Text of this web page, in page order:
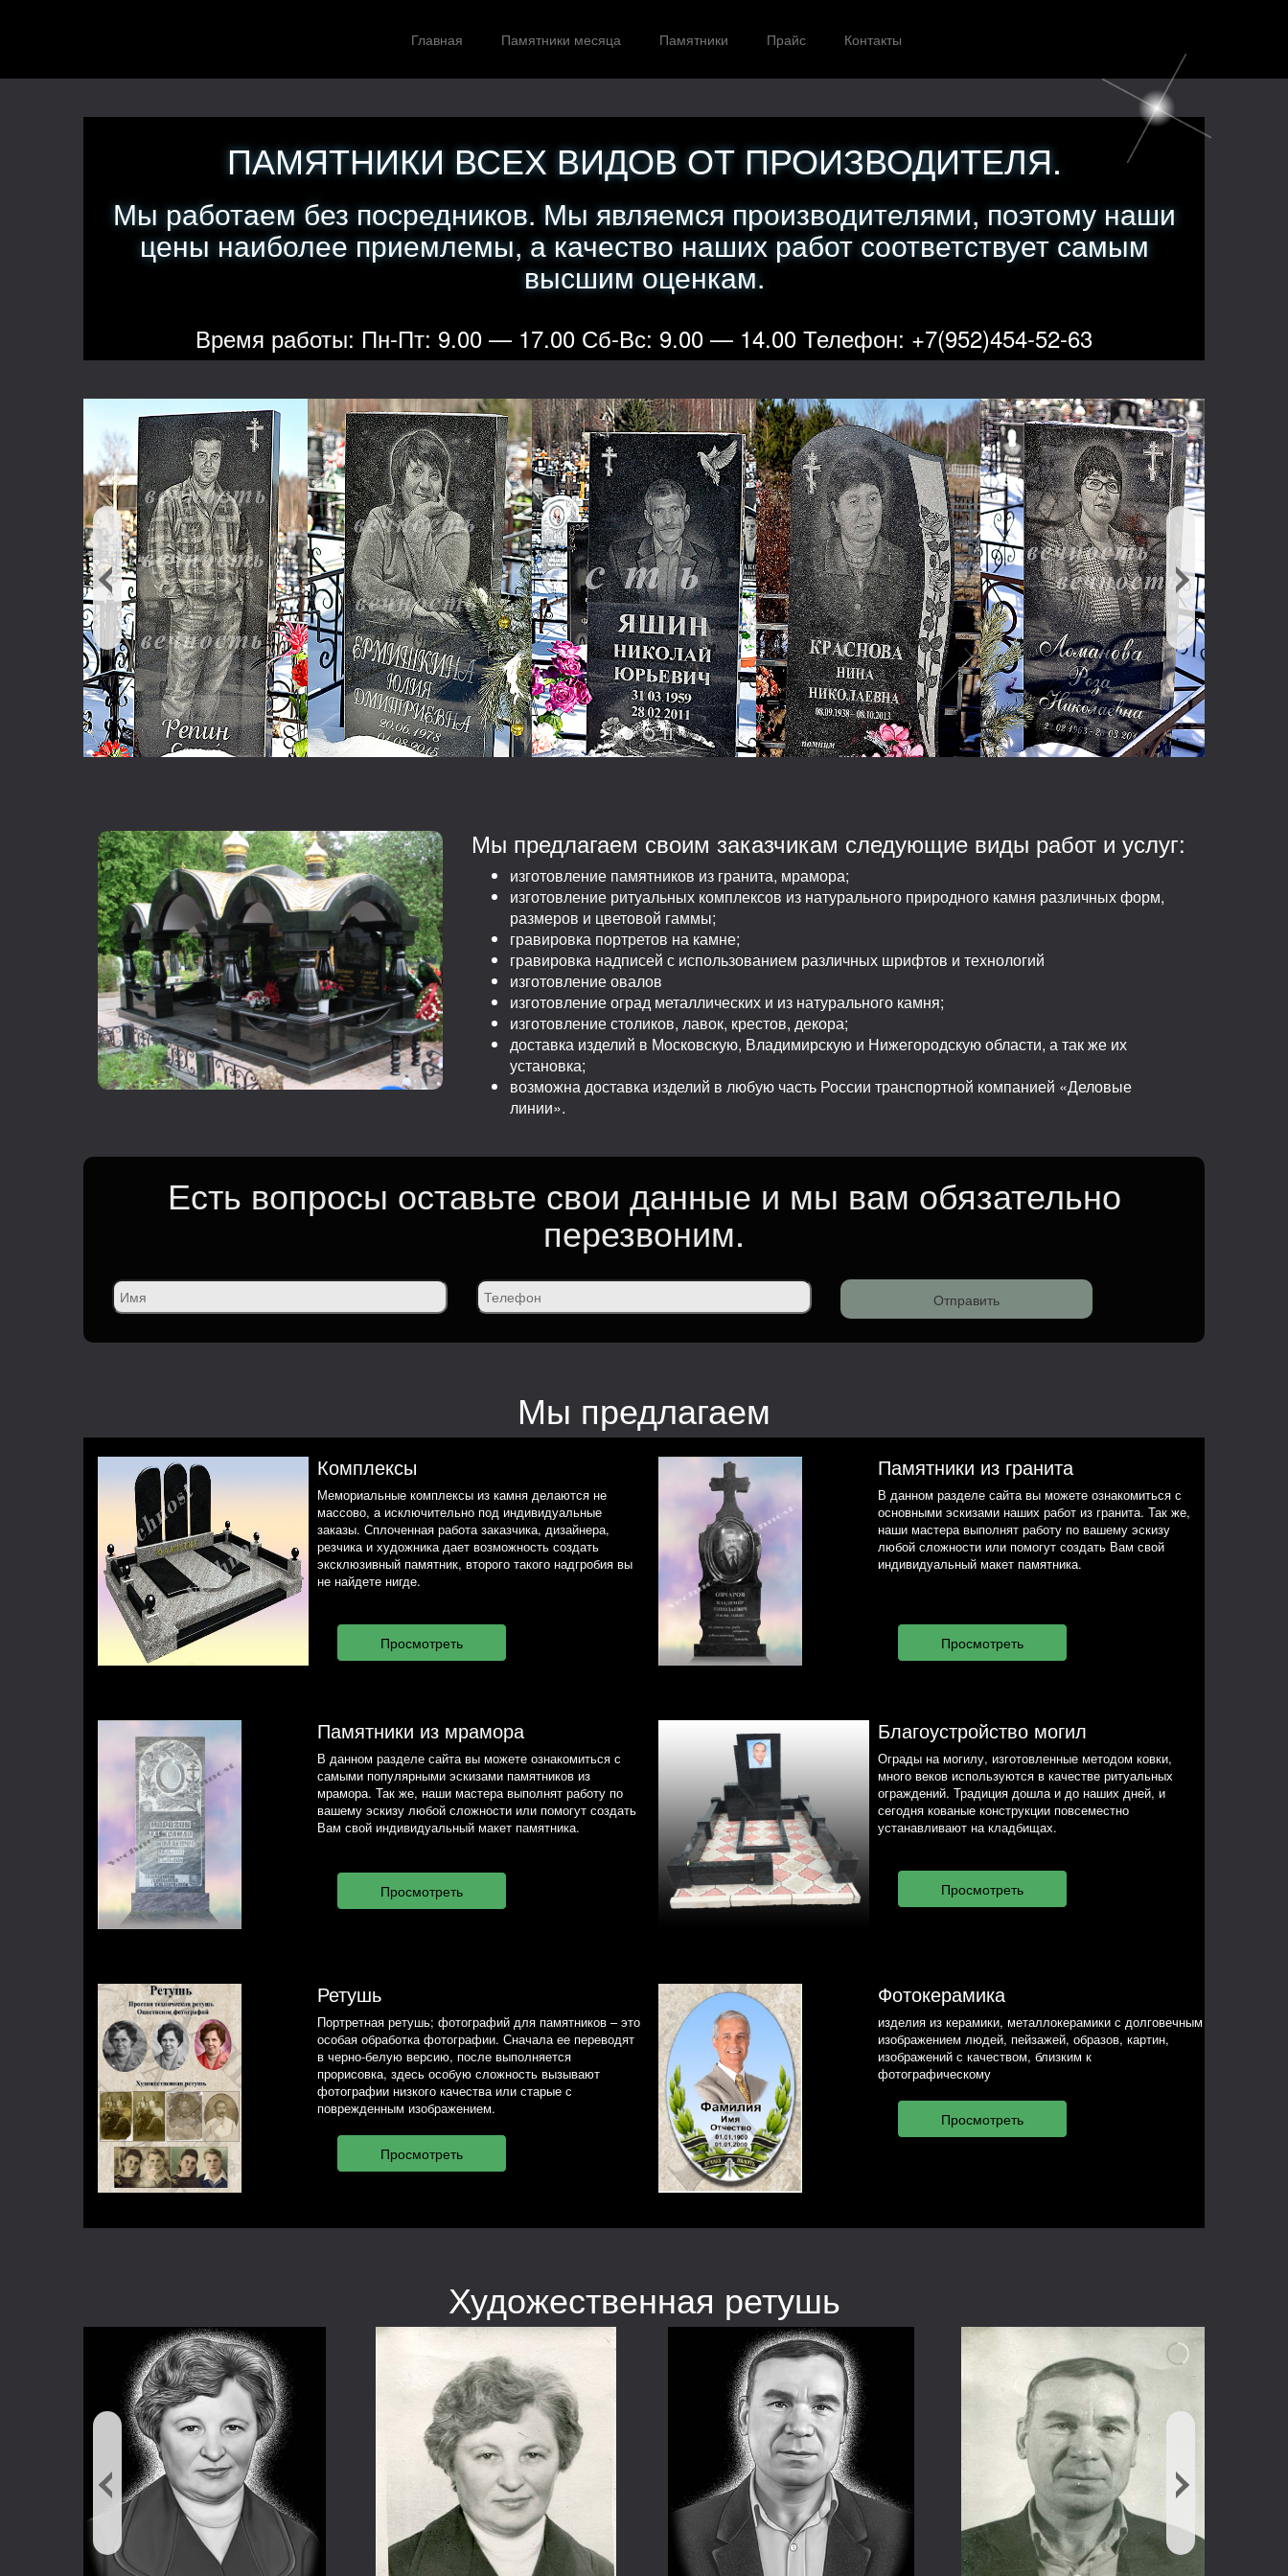
Главная Памятники месяца Памятники Прайс Контакты
ПАМЯТНИКИ ВСЕХ ВИДОВ ОТ ПРОИЗВОДИТЕЛЯ.
Мы работаем без посредников. Мы являемся производителями, поэтому наши
цены наиболее приемлемы, а качество наших работ соответствует самым
высшим оценкам.
Время работы: Пн-Пт: 9.00 — 17.00 Сб-Вс: 9.00 — 14.00 Телефон: +7(952)454-52-63
Мы предлагаем своим заказчикам следующие виды работ и услуг:
изготовление памятников из гранита, мрамора;
изготовление ритуальных комплексов из натурального природного камня различных форм,
размеров и цветовой гаммы;
гравировка портретов на камне;
гравировка надписей с использованием различных шрифтов и технологий
изготовление овалов
изготовление оград металлических и из натурального камня;
изготовление столиков, лавок, крестов, декора;
доставка изделий в Московскую, Владимирскую и Нижегородскую области, а так же их
установка;
возможна доставка изделий в любую часть России транспортной компанией «Деловые
линии».
Есть вопросы оставьте свои данные и мы вам обязательно
перезвоним.
Мы предлагаем
Комплексы
Мемориальные комплексы из камня делаются не
массово, а исключительно под индивидуальные
заказы. Сплоченная работа заказчика, дизайнера,
резчика и художника дает возможность создать
эксклюзивный памятник, второго такого надгробия вы
не найдете нигде.
Памятники из гранита
В данном разделе сайта вы можете ознакомиться с
основными эскизами наших работ из гранита. Так же,
наши мастера выполнят работу по вашему эскизу
любой сложности или помогут создать Вам свой
индивидуальный макет памятника.
Памятники из мрамора
В данном разделе сайта вы можете ознакомиться с
самыми популярными эскизами памятников из
мрамора. Так же, наши мастера выполнят работу по
вашему эскизу любой сложности или помогут создать
Вам свой индивидуальный макет памятника.
Благоустройство могил
Ограды на могилу, изготовленные методом ковки,
много веков используются в качестве ритуальных
ограждений. Традиция дошла и до наших дней, и
сегодня кованые конструкции повсеместно
устанавливают на кладбищах.
Ретушь
Портретная ретушь; фотографий для памятников – это
особая обработка фотографии. Сначала ее переводят
в черно-белую версию, после выполняется
прорисовка, здесь особую сложность вызывают
фотографии низкого качества или старые с
поврежденным изображением.
Фотокерамика
изделия из керамики, металлокерамики с долговечным
изображением людей, пейзажей, образов, картин,
изображений с качеством, близким к
фотографическому
Художественная ретушь